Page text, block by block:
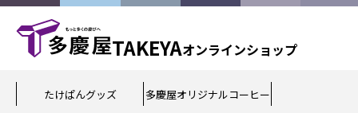
TAKEYAオンラインショップ
たけぱんグッズ 多慶屋オリジナルコーヒー